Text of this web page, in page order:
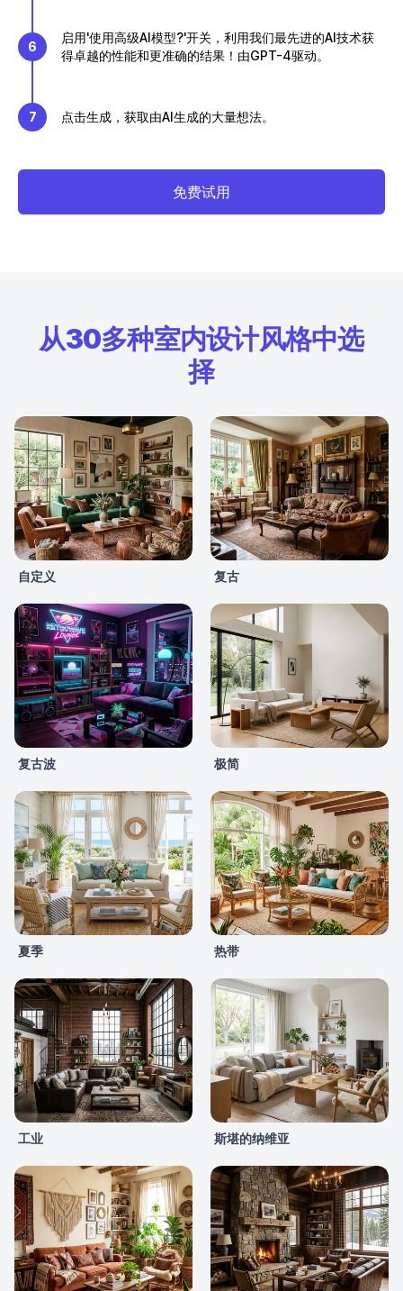
6
启用'使用高级AI模型?'开关，利用我们最先进的AI技术获
得卓越的性能和更准确的结果！由GPT-4驱动。
7 点击生成，获取由AI生成的大量想法。
免费试用
从30多种室内设计风格中选
择
自定义 复古
复古波 极简
夏季 热带
工业 斯堪的纳维亚